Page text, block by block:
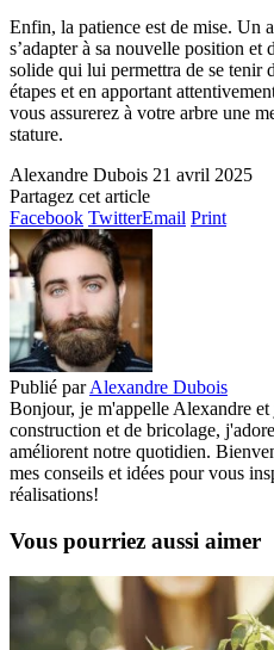
Enfin, la patience est de mise. Un
s’adapter à sa nouvelle position et
solide qui lui permettra de se tenir
étapes et en apportant
vous assurerez à votre arbre une
stature.
Alexandre Dubois 21 avril 2025
Partagez cet article
Facebook TwitterEmail Print
Publié par Alexandre Dubois
Bonjour, je m'appelle Alexandre et
construction et de bricolage,
améliorent notre quotidien.
mes conseils et idées pour vous
réalisations!
Vous pourriez aussi aimer